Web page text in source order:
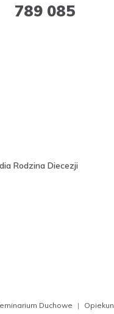
789 085
Rodzina Diecezji
Duchowe Opiekun